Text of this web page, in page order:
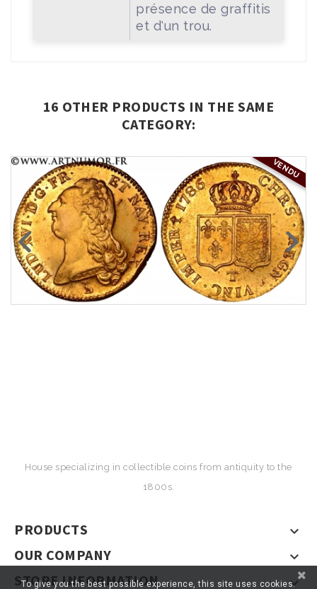
présence de graffitis
et d'un trou.
16 OTHER PRODUCTS IN THE SAME
CATEGORY:
VENDU
House specializing in collectible coins from antiquity to the
1800s.
PRODUCTS 
OUR COMPANY 
STORE INFORMATION 
To give you the best possible experience, this site uses cookies.